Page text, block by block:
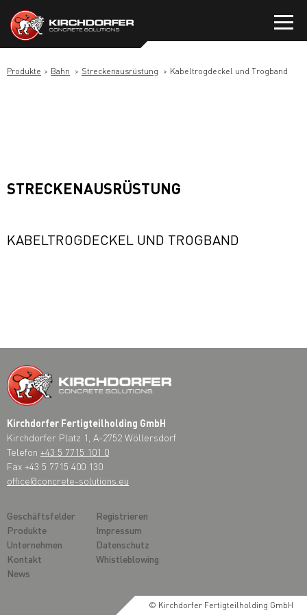
Inhalt
springen
Produkte Bahn Streckenausrüstung Kabeltrogdeckel und Trogband
STRECKENAUSRÜSTUNG
KABELTROGDECKEL UND TROGBAND
Kirchdorfer Fertigteilholding GmbH
Kirchdorfer Platz 1, A-2752 Wöllersdorf
Telefon +43 5 7715 101 0
Fax +43 5 7715 400 130
office@concrete-solutions.eu
Geschäftsfelder
Produkte
Unternehmen
Kontakt
News
Registrieren
Impressum
Datenschutz
Whistleblowing
© Kirchdorfer Fertigteilholding GmbH